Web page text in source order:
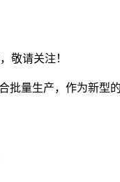
敬请关注！
批量生产，作为新型